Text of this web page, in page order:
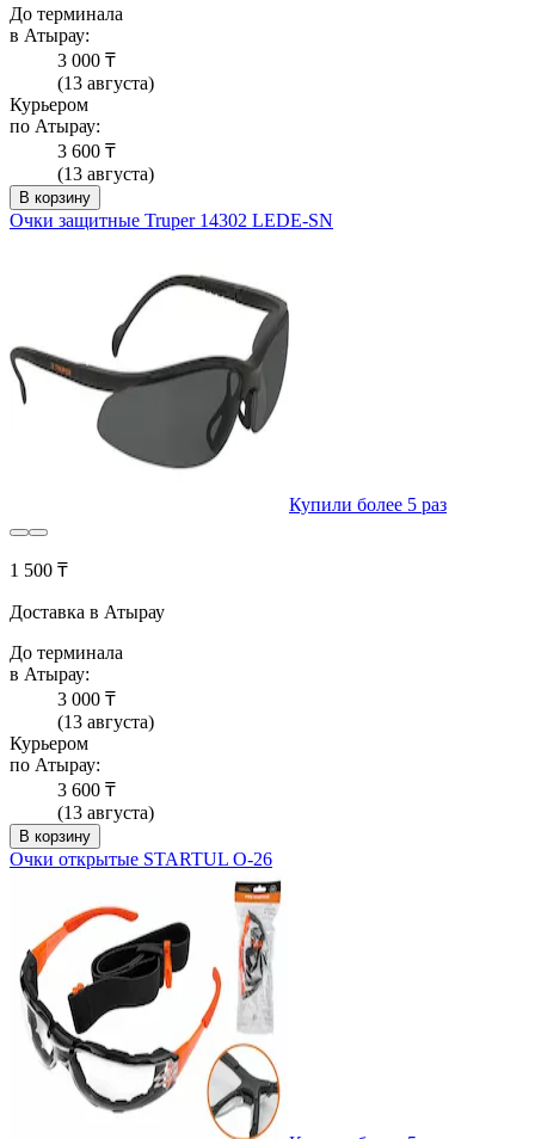
До терминала
в Атырау:
3 000 ₸
(13 августа)
Курьером
по Атырау:
3 600 ₸
(13 августа)
В корзину
Очки защитные Truper 14302 LEDE-SN
Купили более 5 раз
1 500 ₸
Доставка в Атырау
До терминала
в Атырау:
3 000 ₸
(13 августа)
Курьером
по Атырау:
3 600 ₸
(13 августа)
В корзину
Очки открытые STARTUL О-26